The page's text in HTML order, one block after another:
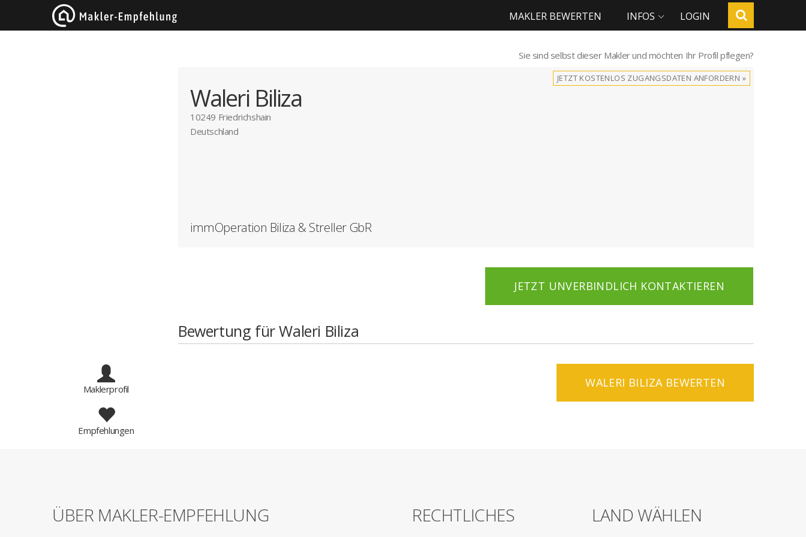
MAKLER BEWERTEN INFOS LOGIN
Maklerprofil
Empfehlungen
Sie sind selbst dieser Makler und möchten Ihr Profil pflegen?
JETZT KOSTENLOS ZUGANGSDATEN ANFORDERN »
Waleri Biliza
10249 Friedrichshain
Deutschland
immOperation Biliza & Streller GbR
JETZT UNVERBINDLICH KONTAKTIEREN
Bewertung für Waleri Biliza
WALERI BILIZA BEWERTEN
ÜBER MAKLER-EMPFEHLUNG RECHTLICHES LAND WÄHLEN